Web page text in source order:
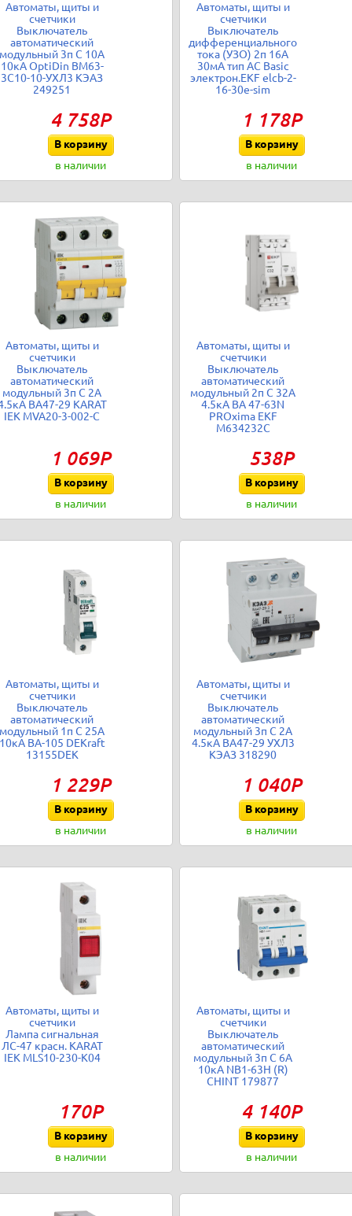
Автоматы, щиты и
счетчики
Выключатель
автоматический
модульный 3п C 10А
10кА OptiDin BM63-
3C10-10-УХЛ3 КЭАЗ
249251
4 758Р
В корзину
в наличии
Автоматы, щиты и
счетчики
Выключатель
дифференциального
тока (УЗО) 2п 16А
30мА тип AC Basic
электрон.EKF elcb-2-
16-30e-sim
1 178Р
В корзину
в наличии
Автоматы, щиты и
счетчики
Выключатель
автоматический
модульный 3п C 2А
ВА47-29 KARAT
IEK MVA20-3-002-C
1 069Р
В корзину
в наличии
Автоматы, щиты и
счетчики
Выключатель
автоматический
модульный 2п C 32А
4.5кА ВА 47-63N
PROxima EKF
M634232C
538Р
В корзину
в наличии
Автоматы, щиты и
счетчики
Выключатель
автоматический
модульный 1п C 25А
ВА-105 DEKraft
13155DEK
1 229Р
В корзину
в наличии
Автоматы, щиты и
счетчики
Выключатель
автоматический
модульный 3п C 2А
4.5кА ВА47-29 УХЛ3
КЭАЗ 318290
1 040Р
В корзину
в наличии
Автоматы, щиты и
счетчики
Лампа сигнальная
ЛС-47 красн. KARAT
IEK MLS10-230-K04
170Р
В корзину
в наличии
Автоматы, щиты и
счетчики
Выключатель
автоматический
модульный 3п C 6А
10кА NB1-63H (R)
CHINT 179877
4 140Р
В корзину
в наличии